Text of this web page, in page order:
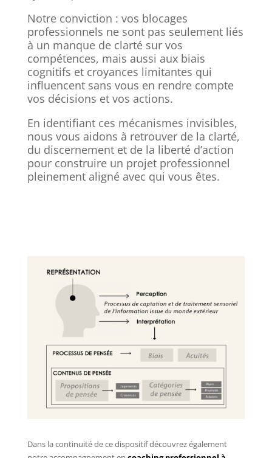
Notre conviction : vos blocages
professionnels ne sont pas seulement liés
à un manque de clarté sur vos
compétences, mais aussi aux biais
cognitifs et croyances limitantes qui
influencent sans vous en rendre compte
vos décisions et vos actions.
En identifiant ces mécanismes invisibles,
nous vous aidons à retrouver de la clarté,
du discernement et de la liberté d’action
pour construire un projet professionnel
pleinement aligné avec qui vous êtes.
Dans la continuité de ce dispositif découvrez également